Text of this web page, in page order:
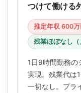
つけて働ける
推定年収 600
残業ほぼなし（
1日9時間勤務の
実現。残業代は
一切なし。プラ